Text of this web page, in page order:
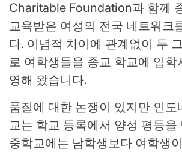
Charitable Foundation과 함께
교육받은 여성의 전국 네트워크
다. 이념적 차이에 관계없이 두
로 여학생들을 종교 학교에 입학
영해 왔습니다.
품질에 대한 논쟁이 있지만 인도
교는 학교 등록에서 양성 평등을
중학교에는 남학생보다 여학생